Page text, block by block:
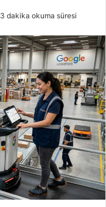
3 dakika okuma süresi